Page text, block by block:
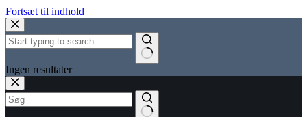
Fortsæt til indhold
Ingen resultater